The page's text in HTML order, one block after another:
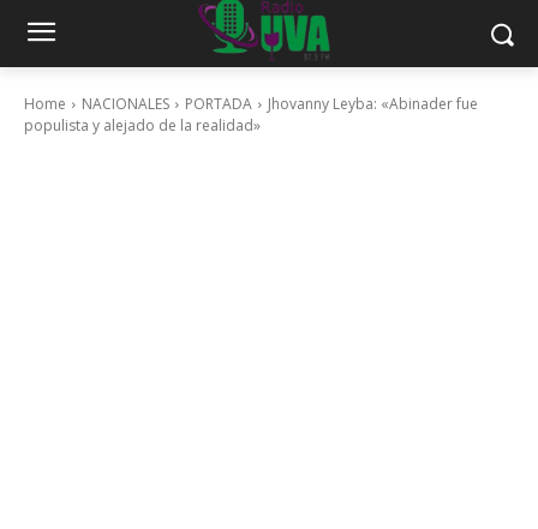
Home NACIONALES PORTADA
Jhovanny Leyba: «Abinader fue
populista y alejado de la realidad»